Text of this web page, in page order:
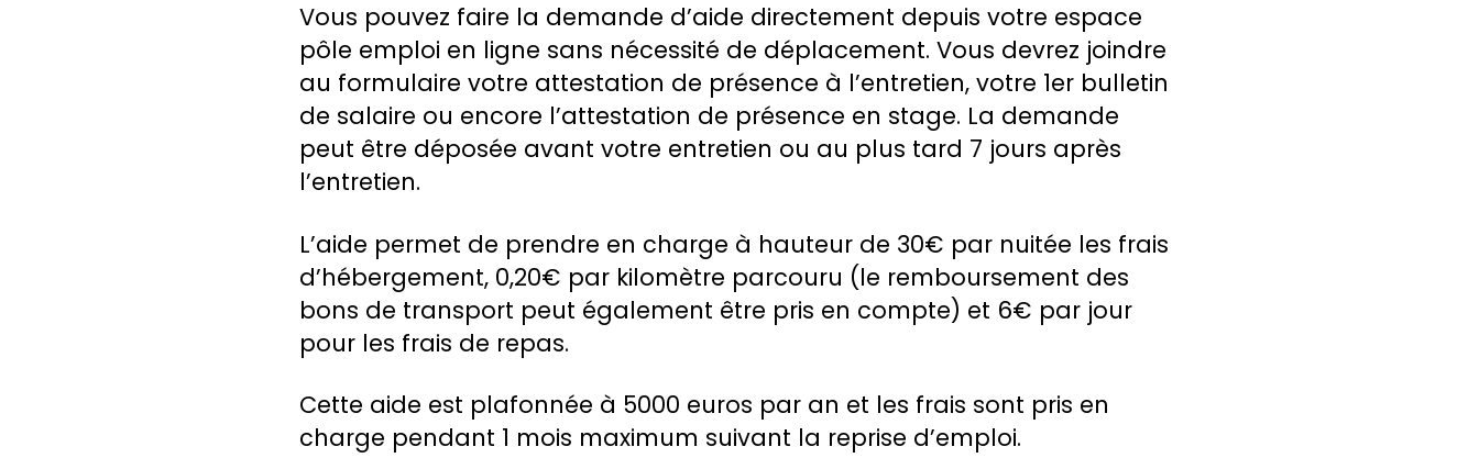
Vous pouvez faire la demande d’aide directement depuis votre espace
pôle emploi en ligne sans nécessité de déplacement. Vous devrez joindre
au formulaire votre attestation de présence à l’entretien, votre 1er bulletin
de salaire ou encore l’attestation de présence en stage. La demande
peut être déposée avant votre entretien ou au plus tard 7 jours après
l’entretien.
L’aide permet de prendre en charge à hauteur de 30€ par nuitée les frais
d’hébergement, 0,20€ par kilomètre parcouru (le remboursement des
bons de transport peut également être pris en compte) et 6€ par jour
pour les frais de repas.
Cette aide est plafonnée à 5000 euros par an et les frais sont pris en
charge pendant 1 mois maximum suivant la reprise d’emploi.